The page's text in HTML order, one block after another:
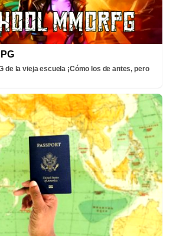
de la vieja escuela ¡Cómo los de antes, pero